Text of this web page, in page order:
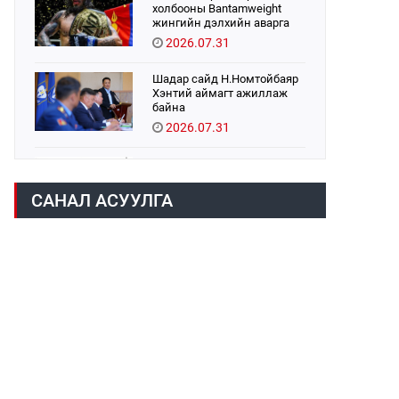
холбооны Bantamweight
жингийн дэлхийн аварга
Б.Энх-Оргил аваргын бүс
хамгаалах тулаанаа
2026.07.31
Шадар сайд Н.Номтойбаяр
Хэнтий аймагт ажиллаж
байна
2026.07.31
2026.07.31
САНАЛ АСУУЛГА